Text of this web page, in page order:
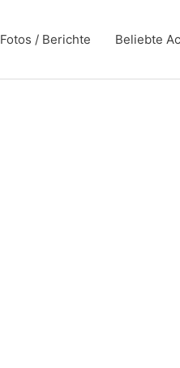
Fotos / Berichte Beliebte